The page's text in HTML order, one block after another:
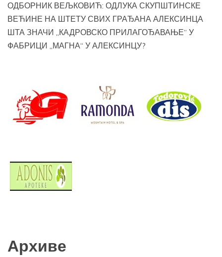
ОДБОРНИК ВЕЉКОВИЋ: ОДЛУКА СКУПШТИНСКЕ
ВЕЋИНЕ НА ШТЕТУ СВИХ ГРАЂАНА АЛЕКСИНЦА
ШТА ЗНАЧИ „КАДРОВСКО ПРИЛАГОЂАВАЊЕ“ У
ФАБРИЦИ „МАГНА“ У АЛЕКСИНЦУ?
Архиве